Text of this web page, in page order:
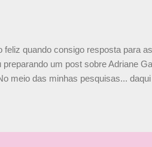
feliz quando consigo resposta para
preparando um post sobre Adriane
meio das minhas pesquisas...
caçula, Paula Senna. Fui